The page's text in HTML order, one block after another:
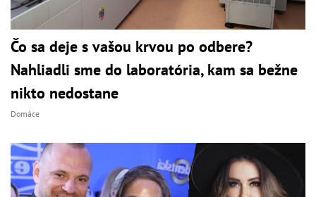
Čo sa deje s vašou krvou po odbere?
Nahliadli sme do laboratória, kam sa bežne
nikto nedostane
Domáce